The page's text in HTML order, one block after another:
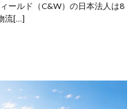
ールド（C&W）の日本法人は8
流[…]